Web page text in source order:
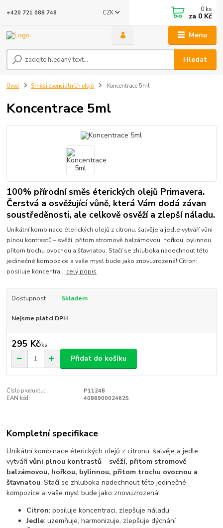
Menu
CZK
Hledat
+420 721 088 748 0 ks
za 0 Kč
Úvod Směsi esenciálních olejů Koncentrace 5ml
Koncentrace 5ml
100% přírodní směs éterických olejů Primavera.
Čerstvá a osvěžující vůně, která Vám dodá závan
soustředěnosti, ale celkově osvěží a zlepší náladu.
Unikátní kombinace éterických olejů z citronu, šalvěje a jedle vytváří vůni
plnou kontrastů – svěží, přitom stromově balzámovou, hořkou, bylinnou,
přitom trochu ovocnou a šťavnatou. Stačí se zhluboka nadechnout této
jedinečné kompozice a vaše mysl bude jako znovuzrozená! Citron:
posiluje koncentra... celý popis
Dostupnost Skladem
Nejsme plátci DPH
295 Kč/ks
Přidat do košíku
Číslo produktu:
P11248
EAN kód:
4086900024625
Kompletní specifikace
Unikátní kombinace éterických olejů z citronu, šalvěje a jedle
vytvářívůni plnou kontrastů – svěží, přitom stromově
balzámovou, hořkou, bylinnou, přitom trochu ovocnou a
šťavnatou. Stačí se zhluboka nadechnout této jedinečné
kompozice a vaše mysl bude jako znovuzrozená!
Citron: posiluje koncentraci, zlepšuje náladu
Jedle: uzemňuje, harmonizuje, zlepšuje dýchání